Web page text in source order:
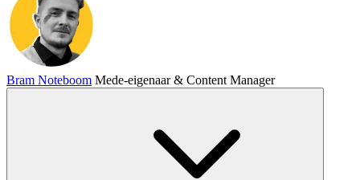
Bram Noteboom Mede-eigenaar & Content Manager